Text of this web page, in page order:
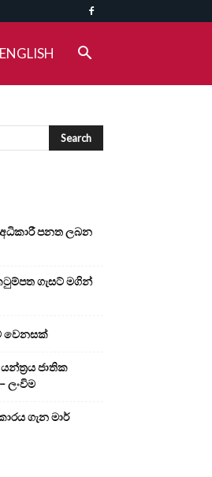
ENGLISH
අධිකාරී පනත ලබන
ගැසට් මගින්
වෙනසක්
ජාතික
ලංවිම
ගැන මාර්